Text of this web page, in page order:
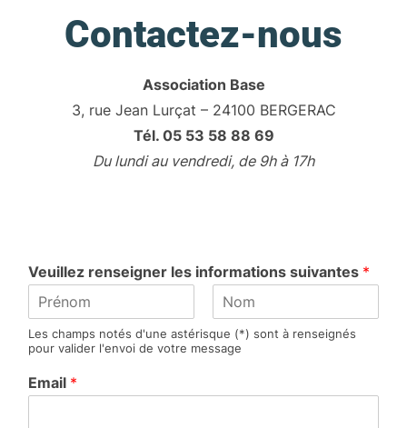
Contactez-nous
Association Base
3, rue Jean Lurçat – 24100 BERGERAC
Tél. 05 53 58 88 69
Du lundi au vendredi, de 9h à 17h
Veuillez renseigner les informations suivantes *
r
é
o
m
o
m
Les champs notés d'une astérisque (*) sont à renseignés
pour valider l'envoi de votre message
Email *